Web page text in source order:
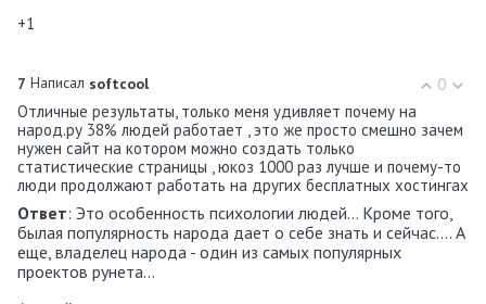
+1
0
7 Написал softcool
Отличные результаты, только меня удивляет почему на
народ.ру 38% людей работает , это же просто смешно зачем
нужен сайт на котором можно создать только
статистические страницы , юкоз 1000 раз лучше и почему-то
люди продолжают работать на других бесплатных хостингах
Ответ: Это особенность психологии людей... Кроме того,
былая популярность народа дает о себе знать и сейчас.... А
еще, владелец народа - один из самых популярных
проектов рунета...